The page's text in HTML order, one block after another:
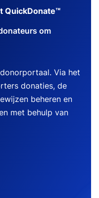
QuickDonate™
om
Via het
donaties, de
beheren en
met behulp van